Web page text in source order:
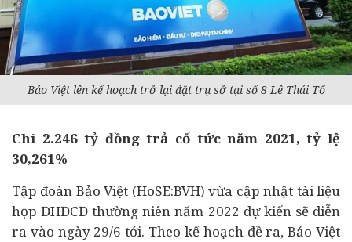
Bảo Việt lên kế hoạch trở lại đặt trụ sở tại số 8 Lê Thái Tổ
Chi 2.246 tỷ đồngtrả cổ tức năm 2021, tỷ lệ
30,261%
Tập đoàn Bảo Việt (HoSE:BVH) vừa cập nhật tài liệu
họp ĐHĐCĐ thường niên năm 2022 dự kiến sẽ diễn
ra vào ngày 29/6 tới. Theo kế hoạch đề ra, Bảo Việt